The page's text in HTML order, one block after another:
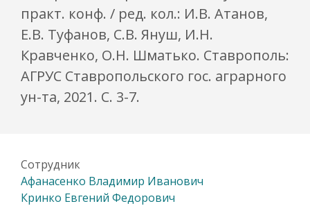
практ. конф. / ред. кол.: И.В. Атанов,
Е.В. Туфанов, С.В. Януш, И.Н.
Кравченко, О.Н. Шматько. Ставрополь:
АГРУС Ставропольского гос. аграрного
ун-та, 2021. С. 3-7.
Сотрудник
Афанасенко Владимир Иванович
Кринко Евгений Федорович